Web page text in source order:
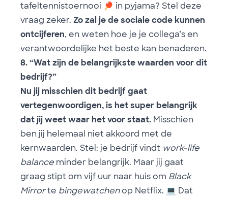
tafeltennistoernooi 🏓 in pyjama? Stel deze
vraag zeker. Zo zal je de sociale code kunnen
ontcijferen, en weten hoe je je collega’s en
verantwoordelijke het beste kan benaderen.
8. “Wat zijn de belangrijkste waarden voor dit
bedrijf?”
Nu jij misschien dit bedrijf gaat
vertegenwoordigen, is het super belangrijk
dat jij weet waar het voor staat. Misschien
ben jij helemaal niet akkoord met de
kernwaarden. Stel: je bedrijf vindt work-life
balance minder belangrijk. Maar jij gaat
graag stipt om vijf uur naar huis om Black
Mirrorte bingewatchenop Netflix. 💻 Dat